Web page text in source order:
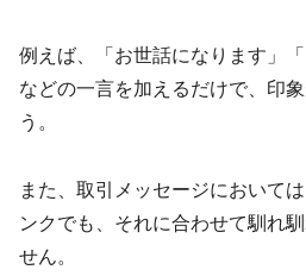
例えば、「お世話になります」
などの一言を加えるだけで、印
う。
また、取引メッセージにおいて
ンクでも、それに合わせて馴れ
せん。